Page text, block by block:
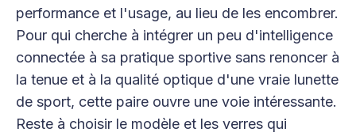
performance et l'usage, au lieu de les encombrer.
Pour qui cherche à intégrer un peu d'intelligence
connectée à sa pratique sportive sans renoncer à
la tenue et à la qualité optique d'une vraie lunette
de sport, cette paire ouvre une voie intéressante.
Reste à choisir le modèle et les verres qui